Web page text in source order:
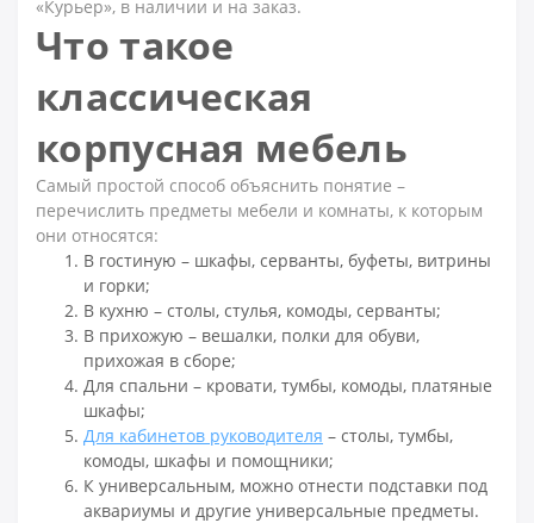
«Курьер», в наличии и на заказ.
Что такое
классическая
корпусная мебель
Самый простой способ объяснить понятие –
перечислить предметы мебели и комнаты, к которым
они относятся:
В гостиную – шкафы, серванты, буфеты, витрины
и горки;
В кухню – столы, стулья, комоды, серванты;
В прихожую – вешалки, полки для обуви,
прихожая в сборе;
Для спальни – кровати, тумбы, комоды, платяные
шкафы;
Для кабинетов руководителя – столы, тумбы,
комоды, шкафы и помощники;
К универсальным, можно отнести подставки под
аквариумы и другие универсальные предметы.